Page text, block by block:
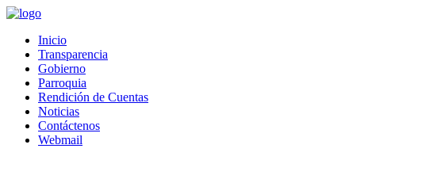
Saltar
contenido
Inicio
Transparencia
Gobierno
Parroquia
Rendición de Cuentas
Noticias
Contáctenos
Webmail